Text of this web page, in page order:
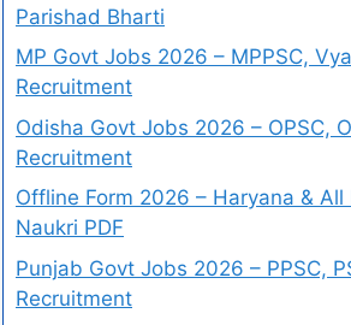
Parishad Bharti
MP Govt Jobs 2026 – MPPSC,
Recruitment
Odisha Govt Jobs 2026 – OPSC,
Recruitment
Offline Form 2026 – Haryana & All
Naukri PDF
Punjab Govt Jobs 2026 – PPSC,
Recruitment